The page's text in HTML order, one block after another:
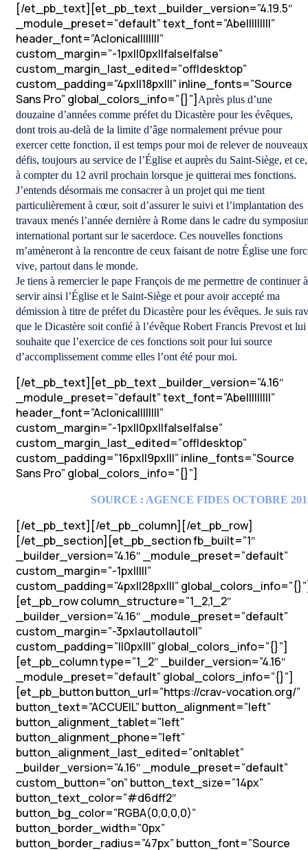
[/et_pb_text][et_pb_text _builder_version=”4.19.5″
_module_preset=”default” text_font=”Abel||||||||”
header_font=”Aclonica||||||||”
custom_margin=”-1px||0px||false|false”
custom_margin_last_edited=”off|desktop”
custom_padding=”4px||18px|||” inline_fonts=”Source
Sans Pro” global_colors_info=”{}”] Après plus d’une
douzaine d’années comme préfet du Dicastère pour les évêques,
dont trois au-delà de la limite d’âge normalement prévue pour
exercer cette fonction, il est temps pour moi de relever de nouveaux
défis, toujours au service de l’Église et auprès du Saint-Siège, et ce,
à compter du 12 avril prochain lorsque je quitterai mes fonctions.
J’entends désormais me consacrer à un projet qui me tient
particulièrement à cœur, soit d’assurer le suivi et l’implantation des
travaux menés l’année dernière à Rome dans le cadre du
international portant sur le sacerdoce. Ces nouvelles fonctions
m’amèneront à la rencontre de ceux faisant de notre Église une
vive, partout dans le monde.
Je tiens à remercier le pape François de me permettre de continuer à
servir ainsi l’Église et le Saint-Siège et pour avoir accepté ma
démission à titre de préfet du Dicastère pour les évêques. Je suis
que le Dicastère soit confié à l’évêque Robert Francis Prevost et lui
souhaite que l’exercice de ces fonctions soit pour lui source
d’accomplissement comme elles l’ont été pour moi.
[/et_pb_text][et_pb_text _builder_version=”4.16″
_module_preset=”default” text_font=”Abel||||||||”
header_font=”Aclonica||||||||”
custom_margin=”-1px||0px||false|false”
custom_margin_last_edited=”off|desktop”
custom_padding=”16px||9px|||” inline_fonts=”Source
Sans Pro” global_colors_info=”{}”]
SOURCE : AGENCE FIDES OCTOBRE
[/et_pb_text][/et_pb_column][/et_pb_row]
[/et_pb_section][et_pb_section fb_built=”1″
_builder_version=”4.16″ _module_preset=”default”
custom_margin=”-1px|||||”
custom_padding=”4px||28px|||”
[et_pb_row column_structure=”1_2,1_2″
_builder_version=”4.16″ _module_preset=”default”
custom_margin=”-3px|auto||auto||”
custom_padding=”||0px|||” global_colors_info=”{}”]
[et_pb_column type=”1_2″ _builder_version=”4.16″
_module_preset=”default” global_colors_info=”{}”]
[et_pb_button button_url=”https://crav-vocation.org/”
button_text=”ACCUEIL” button_alignment=”left”
button_alignment_tablet=”left”
button_alignment_phone=”left”
button_alignment_last_edited=”on|tablet”
_builder_version=”4.16″ _module_preset=”default”
custom_button=”on” button_text_size=”14px”
button_text_color=”#d6dff2″
button_bg_color=”RGBA(0,0,0,0)”
button_border_width=”0px”
button_border_radius=”47px” button_font=”Source